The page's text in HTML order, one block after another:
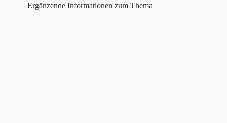
Ergänzende Informationen zum Thema